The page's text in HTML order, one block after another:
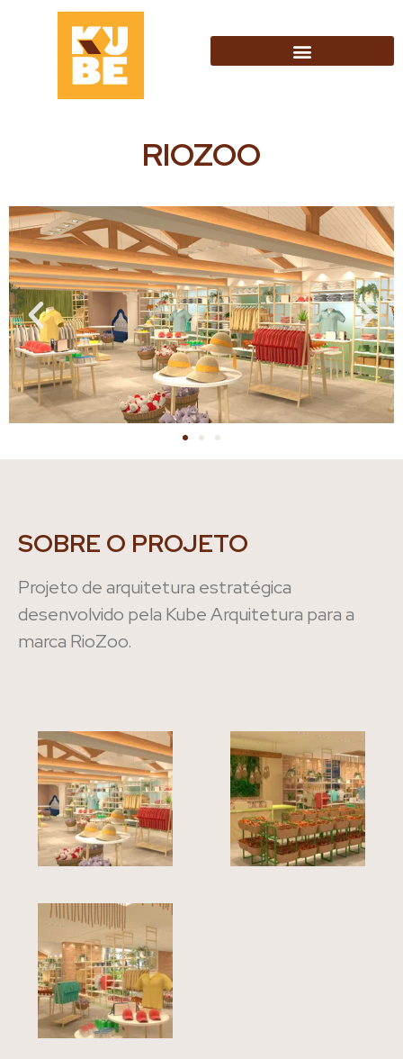
RIOZOO
SOBRE O PROJETO
Projeto de arquitetura estratégica
desenvolvido pela Kube Arquitetura para a
marca RioZoo.